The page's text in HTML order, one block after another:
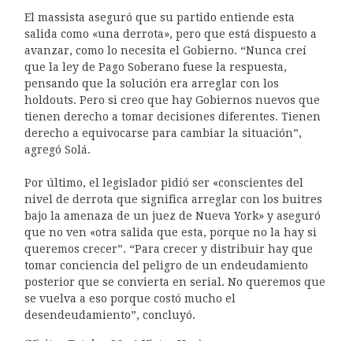
El massista aseguró que su partido entiende esta
salida como «una derrota», pero que está dispuesto a
avanzar, como lo necesita el Gobierno. “Nunca creí
que la ley de Pago Soberano fuese la respuesta,
pensando que la solución era arreglar con los
holdouts. Pero si creo que hay Gobiernos nuevos que
tienen derecho a tomar decisiones diferentes. Tienen
derecho a equivocarse para cambiar la situación”,
agregó Solá.
Por último, el legislador pidió ser «conscientes del
nivel de derrota que significa arreglar con los buitres
bajo la amenaza de un juez de Nueva York» y aseguró
que no ven «otra salida que esta, porque no la hay si
queremos crecer”. “Para crecer y distribuir hay que
tomar conciencia del peligro de un endeudamiento
posterior que se convierta en serial. No queremos que
se vuelva a eso porque costó mucho el
desendeudamiento”, concluyó.